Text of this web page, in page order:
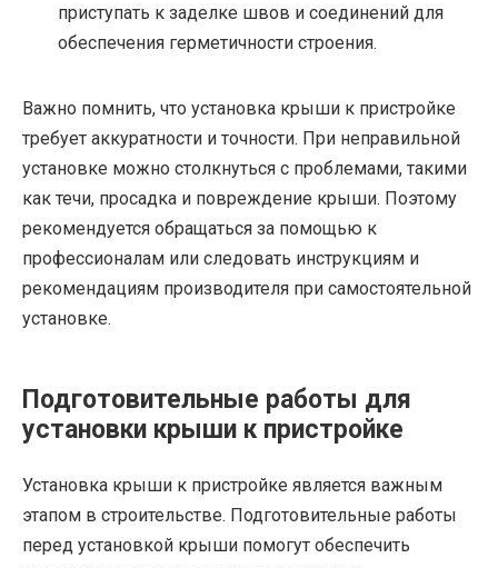
приступать к заделке швов и соединений для
обеспечения герметичности строения.
Важно помнить, что установка крыши к пристройке
требует аккуратности и точности. При неправильной
установке можно столкнуться с проблемами, такими
как течи, просадка и повреждение крыши. Поэтому
рекомендуется обращаться за помощью к
профессионалам или следовать инструкциям и
рекомендациям производителя при самостоятельной
установке.
Подготовительные работы для
установки крыши к пристройке
Установка крыши к пристройке является важным
этапом в строительстве. Подготовительные работы
перед установкой крыши помогут обеспечить